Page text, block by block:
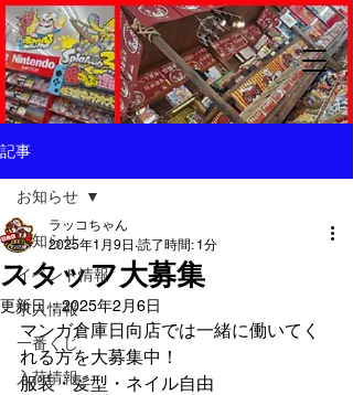
記事
お知らせ
イベント情報
求人情報
一番くじ
入荷情報
お知らせ
スタッフ大募集
ラッコちゃん
2025年1月9日 読了時間: 1分
更新日：2025年2月6日
マンガ倉庫日向店では一緒に働いてく
れる方を大募集中！
服装・髪型・ネイル自由